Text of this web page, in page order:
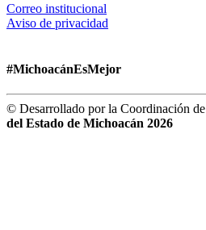
Correo institucional
Aviso de privacidad
#MichoacánEsMejor
© Desarrollado por la Coordinación
del Estado de Michoacán 2026